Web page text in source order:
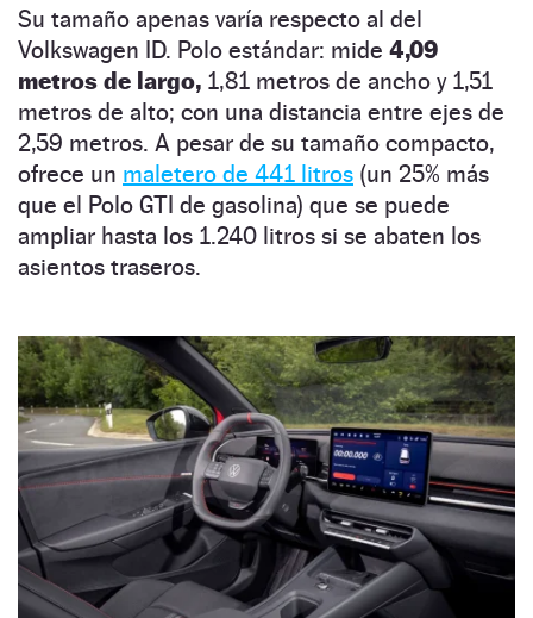
Su tamaño apenas varía respecto al del
Volkswagen ID. Polo estándar: mide 4,09
metros de largo, 1,81 metros de ancho y 1,51
metros de alto; con una distancia entre ejes de
2,59 metros. A pesar de su tamaño compacto,
ofrece un maletero de 441 litros (un 25% más
que el Polo GTI de gasolina) que se puede
ampliar hasta los 1.240 litros si se abaten los
asientos traseros.